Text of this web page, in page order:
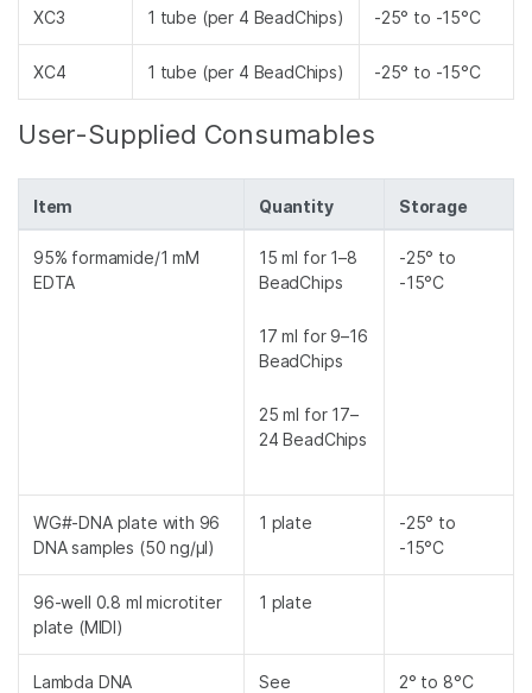
XC3 1 tube (per 4 BeadChips) -25° to -15°C
XC4 1 tube (per 4 BeadChips) -25° to -15°C
User-Supplied Consumables
Item Quantity Storage
95% formamide/1 mM
EDTA
15 ml for 1–8
BeadChips
17 ml for 9–16
BeadChips
25 ml for 17–
24 BeadChips
-25° to
-15°C
WG#-DNA plate with 96
DNA samples (50 ng/µl)
1 plate
-25° to
-15°C
96-well 0.8 ml microtiter
plate (MIDI)
1 plate
Lambda DNA
See
2° to 8°C